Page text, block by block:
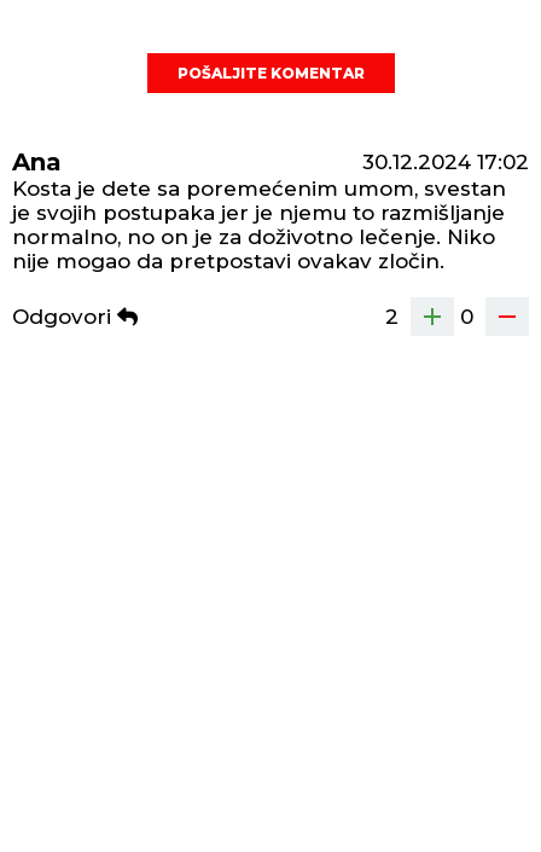
POŠALJITE KOMENTAR
Ana 30.12.2024 17:02
Kosta je dete sa poremećenim umom, svestan
je svojih postupaka jer je njemu to razmišljanje
normalno, no on je za doživotno lečenje. Niko
nije mogao da pretpostavi ovakav zločin.
Odgovori 2 0